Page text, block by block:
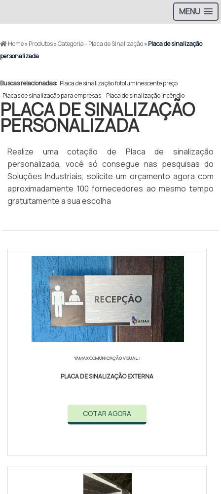
MENU
Home»Produtos»Categoria - Placa de Sinalização»Placa de sinalização
personalizada
Buscas relacionadas: Placa de sinalização fotoluminescente preço
Placas de sinalização para empresas
Placa de sinalização incêndio
PLACA DE SINALIZAÇÃO
PERSONALIZADA
Realize uma cotação de Placa de sinalização
personalizada, você só consegue nas pesquisas do
Soluções Industriais, solicite um orçamento agora com
aproximadamente 100 fornecedores ao mesmo tempo
gratuitamente a sua escolha
YAMAX COMUNICAÇÃO VISUAL/
PLACA DE SINALIZAÇÃO EXTERNA
COTAR AGORA